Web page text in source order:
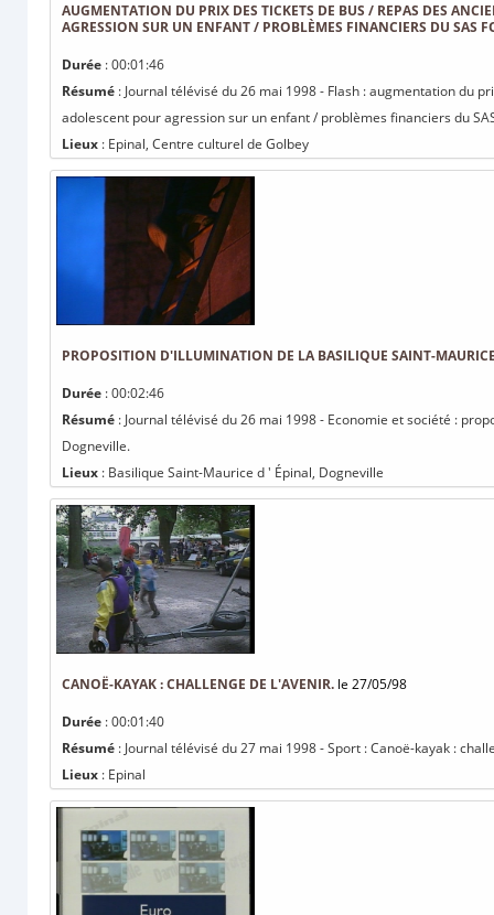
AUGMENTATION DU PRIX DES TICKETS DE BUS / REPAS DES
AGRESSION SUR UN ENFANT / PROBLÈMES FINANCIERS DU SAS
Durée : 00:01:46
Résumé : Journal télévisé du 26 mai 1998 - Flash : augmentation du
adolescent pour agression sur un enfant / problèmes financiers du
Lieux : Epinal, Centre culturel de Golbey
PROPOSITION D'ILLUMINATION DE LA BASILIQUE SAINT-
Durée : 00:02:46
Résumé : Journal télévisé du 26 mai 1998 - Economie et société :
Dogneville.
Lieux : Basilique Saint-Maurice d ' Épinal, Dogneville
CANOË-KAYAK : CHALLENGE DE L'AVENIR. le 27/05/98
Durée : 00:01:40
Résumé : Journal télévisé du 27 mai 1998 - Sport : Canoë-kayak :
Lieux : Epinal